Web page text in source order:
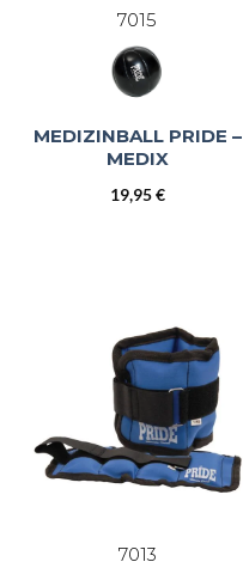
7015
MEDIZINBALL PRIDE –
MEDIX
19,95€
7013